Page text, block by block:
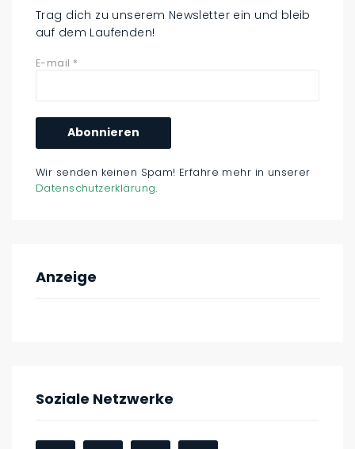
Trag dich zu unserem Newsletter ein und bleib
auf dem Laufenden!
E-mail *
Wir senden keinen Spam! Erfahre mehr in unserer
Datenschutzerklärung.
Anzeige
Soziale Netzwerke